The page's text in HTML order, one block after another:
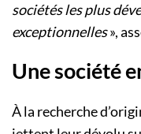
sociétés les plus
exceptionnelles»,
Une société
À la recherche